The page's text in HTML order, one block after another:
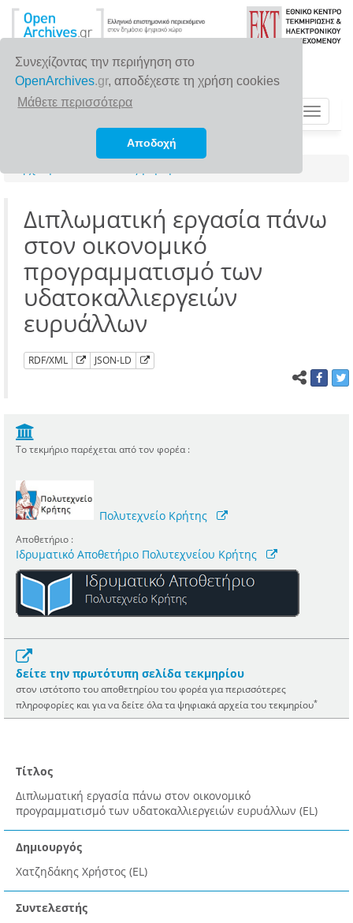
Συνεχίζοντας την περιήγηση στο
OpenArchives.gr, αποδέχεστε τη χρήση cookies
Μάθετε περισσότερα
Αποδοχή
Toggle
Διπλωματική εργασία πάνω
στον οικονομικό
προγραμματισμό των
υδατοκαλλιεργειών
ευρυάλλων
RDF/XML JSON-LD
Το τεκμήριο παρέχεται από τον φορέα :
Πολυτεχνείο Κρήτης
Αποθετήριο :
Ιδρυματικό Αποθετήριο Πολυτεχνείου Κρήτης
δείτε την πρωτότυπη σελίδα τεκμηρίου
στον ιστότοπο του αποθετηρίου του φορέα για περισσότερες
πληροφορίες και για να δείτε όλα τα ψηφιακά αρχεία του τεκμηρίου*
Τίτλος
Διπλωματική εργασία πάνω στον οικονομικό
προγραμματισμό των υδατοκαλλιεργειών ευρυάλλων (EL)
Δημιουργός
Χατζηδάκης Χρήστος (EL)
Συντελεστής